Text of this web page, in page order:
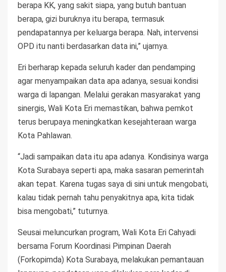
berapa KK, yang sakit siapa, yang butuh bantuan
berapa, gizi buruknya itu berapa, termasuk
pendapatannya per keluarga berapa. Nah, intervensi
OPD itu nanti berdasarkan data ini,” ujarnya.
Eri berharap kepada seluruh kader dan pendamping
agar menyampaikan data apa adanya, sesuai kondisi
warga di lapangan. Melalui gerakan masyarakat yang
sinergis, Wali Kota Eri memastikan, bahwa pemkot
terus berupaya meningkatkan kesejahteraan warga
Kota Pahlawan.
“Jadi sampaikan data itu apa adanya. Kondisinya warga
Kota Surabaya seperti apa, maka sasaran pemerintah
akan tepat. Karena tugas saya di sini untuk mengobati,
kalau tidak pernah tahu penyakitnya apa, kita tidak
bisa mengobati,” tuturnya.
Seusai meluncurkan program, Wali Kota Eri Cahyadi
bersama Forum Koordinasi Pimpinan Daerah
(Forkopimda) Kota Surabaya, melakukan pemantauan